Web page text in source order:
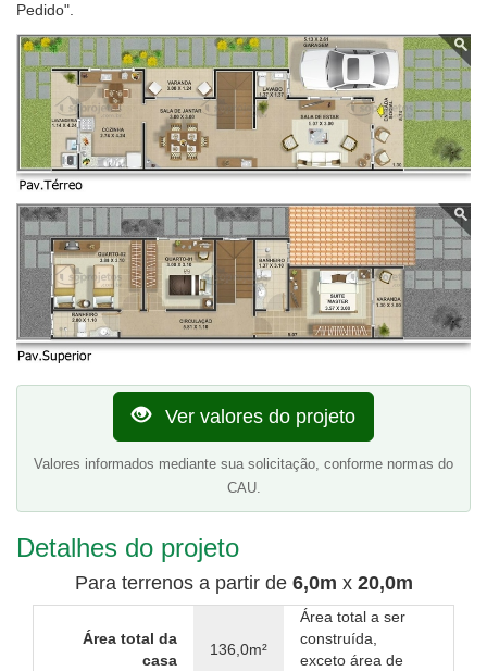
Pedido".
Ver valores do projeto
Valores informados mediante sua solicitação, conforme normas do
CAU.
Detalhes do projeto
Para terrenos a partir de 6,0m x 20,0m
Área total da
casa
136,0m²
Área total a ser
construída,
exceto área de